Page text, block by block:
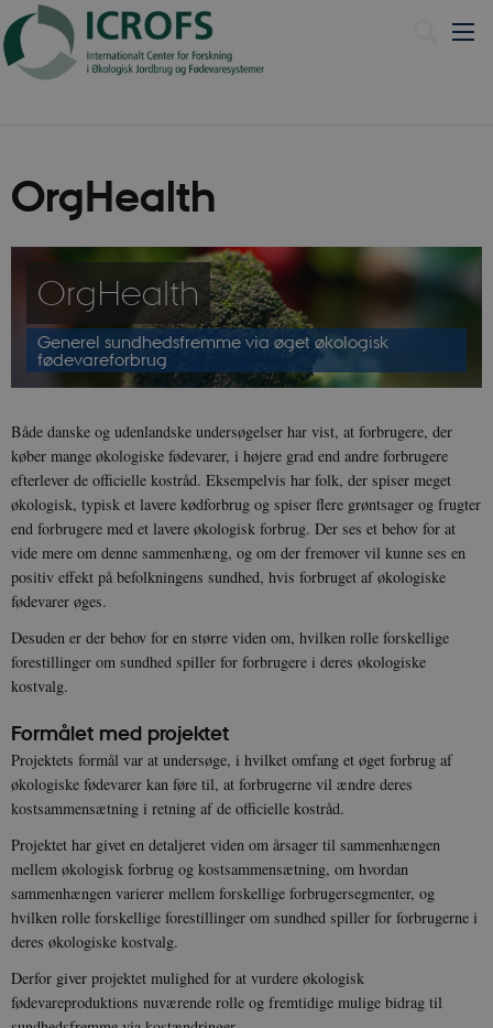
OrgHealth
OrgHealth
Generel sundhedsfremme via øget økologisk
fødevareforbrug
Både danske og udenlandske undersøgelser har vist, at forbrugere, der
køber mange økologiske fødevarer, i højere grad end andre forbrugere
efterlever de officielle kostråd. Eksempelvis har folk, der spiser meget
økologisk, typisk et lavere kødforbrug og spiser flere grøntsager og frugter
end forbrugere med et lavere økologisk forbrug. Der ses et behov for at
vide mere om denne sammenhæng, og om der fremover vil kunne ses en
positiv effekt på befolkningens sundhed, hvis forbruget af økologiske
fødevarer øges.
Desuden er der behov for en større viden om, hvilken rolle forskellige
forestillinger om sundhed spiller for forbrugere i deres økologiske
kostvalg.
Formålet med projektet
Projektets formål var at undersøge, i hvilket omfang et øget forbrug af
økologiske fødevarer kan føre til, at forbrugerne vil ændre deres
kostsammensætning i retning af de officielle kostråd.
Projektet har givet en detaljeret viden om årsager til sammenhængen
mellem økologisk forbrug og kostsammensætning, om hvordan
sammenhængen varierer mellem forskellige forbrugersegmenter, og
hvilken rolle forskellige forestillinger om sundhed spiller for forbrugerne i
deres økologiske kostvalg.
Derfor giver projektet mulighed for at vurdere økologisk
fødevareproduktions nuværende rolle og fremtidige mulige bidrag til